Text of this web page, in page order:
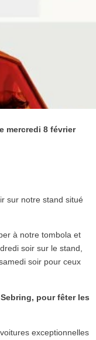
mercredi 8 février
sur notre stand situé
à notre tombola et
soir sur le stand,
soir pour ceux
pour fêter les
exceptionnelles